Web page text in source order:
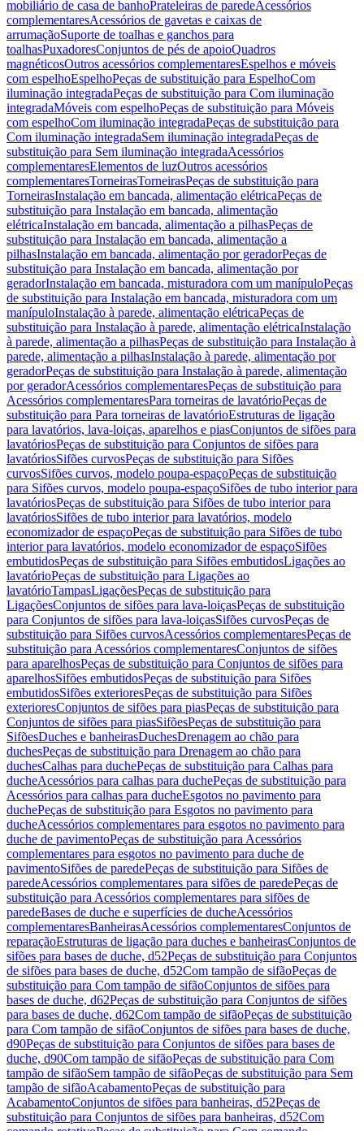
mobiliário de casa de banhoPrateleiras de paredeAcessórios
complementaresAcessórios de gavetas e caixas de
arrumaçãoSuporte de toalhas e ganchos para
toalhasPuxadoresConjuntos de pés de apoioQuadros
magnéticosOutros acessórios complementaresEspelhos e móveis
com espelhoEspelhoPeças de substituição para EspelhoCom
iluminação integradaPeças de substituição para Com iluminação
integradaMóveis com espelhoPeças de substituição para Móveis
com espelhoCom iluminação integradaPeças de substituição para
Com iluminação integradaSem iluminação integradaPeças de
substituição para Sem iluminação integradaAcessórios
complementaresElementos de luzOutros acessórios
complementaresTorneirasTorneirasPeças de substituição para
TorneirasInstalação em bancada, alimentação elétricaPeças de
substituição para Instalação em bancada, alimentação
elétricaInstalação em bancada, alimentação a pilhasPeças de
substituição para Instalação em bancada, alimentação a
pilhasInstalação em bancada, alimentação por geradorPeças de
substituição para Instalação em bancada, alimentação por
geradorInstalação em bancada, misturadora com um manípuloPeças
de substituição para Instalação em bancada, misturadora com um
manípuloInstalação à parede, alimentação elétricaPeças de
substituição para Instalação à parede, alimentação elétricaInstalação
à parede, alimentação a pilhasPeças de substituição para Instalação à
parede, alimentação a pilhasInstalação à parede, alimentação por
geradorPeças de substituição para Instalação à parede, alimentação
por geradorAcessórios complementaresPeças de substituição para
Acessórios complementaresPara torneiras de lavatórioPeças de
substituição para Para torneiras de lavatórioEstruturas de ligação
para lavatórios, lava-loiças, aparelhos e piasConjuntos de sifões para
lavatóriosPeças de substituição para Conjuntos de sifões para
lavatóriosSifões curvosPeças de substituição para Sifões
curvosSifões curvos, modelo poupa-espaçoPeças de substituição
para Sifões curvos, modelo poupa-espaçoSifões de tubo interior para
lavatóriosPeças de substituição para Sifões de tubo interior para
lavatóriosSifões de tubo interior para lavatórios, modelo
economizador de espaçoPeças de substituição para Sifões de tubo
interior para lavatórios, modelo economizador de espaçoSifões
embutidosPeças de substituição para Sifões embutidosLigações ao
lavatórioPeças de substituição para Ligações ao
lavatórioTampasLigaçõesPeças de substituição para
LigaçõesConjuntos de sifões para lava-loiçasPeças de substituição
para Conjuntos de sifões para lava-loiçasSifões curvosPeças de
substituição para Sifões curvosAcessórios complementaresPeças de
substituição para Acessórios complementaresConjuntos de sifões
para aparelhosPeças de substituição para Conjuntos de sifões para
aparelhosSifões embutidosPeças de substituição para Sifões
embutidosSifões exterioresPeças de substituição para Sifões
exterioresConjuntos de sifões para piasPeças de substituição para
Conjuntos de sifões para piasSifõesPeças de substituição para
SifõesDuches e banheirasDuchesDrenagem ao chão para
duchesPeças de substituição para Drenagem ao chão para
duchesCalhas para duchePeças de substituição para Calhas para
ducheAcessórios para calhas para duchePeças de substituição para
Acessórios para calhas para ducheEsgotos no pavimento para
duchePeças de substituição para Esgotos no pavimento para
ducheAcessórios complementares para esgotos no pavimento para
duche de pavimentoPeças de substituição para Acessórios
complementares para esgotos no pavimento para duche de
pavimentoSifões de paredePeças de substituição para Sifões de
paredeAcessórios complementares para sifões de paredePeças de
substituição para Acessórios complementares para sifões de
paredeBases de duche e superfícies de ducheAcessórios
complementaresBanheirasAcessórios complementaresConjuntos de
reparaçãoEstruturas de ligação para duches e banheirasConjuntos de
sifões para bases de duche, d52Peças de substituição para Conjuntos
de sifões para bases de duche, d52Com tampão de sifãoPeças de
substituição para Com tampão de sifãoConjuntos de sifões para
bases de duche, d62Peças de substituição para Conjuntos de sifões
para bases de duche, d62Com tampão de sifãoPeças de substituição
para Com tampão de sifãoConjuntos de sifões para bases de duche,
d90Peças de substituição para Conjuntos de sifões para bases de
duche, d90Com tampão de sifãoPeças de substituição para Com
tampão de sifãoSem tampão de sifãoPeças de substituição para Sem
tampão de sifãoAcabamentoPeças de substituição para
AcabamentoConjuntos de sifões para banheiras, d52Peças de
substituição para Conjuntos de sifões para banheiras, d52Com